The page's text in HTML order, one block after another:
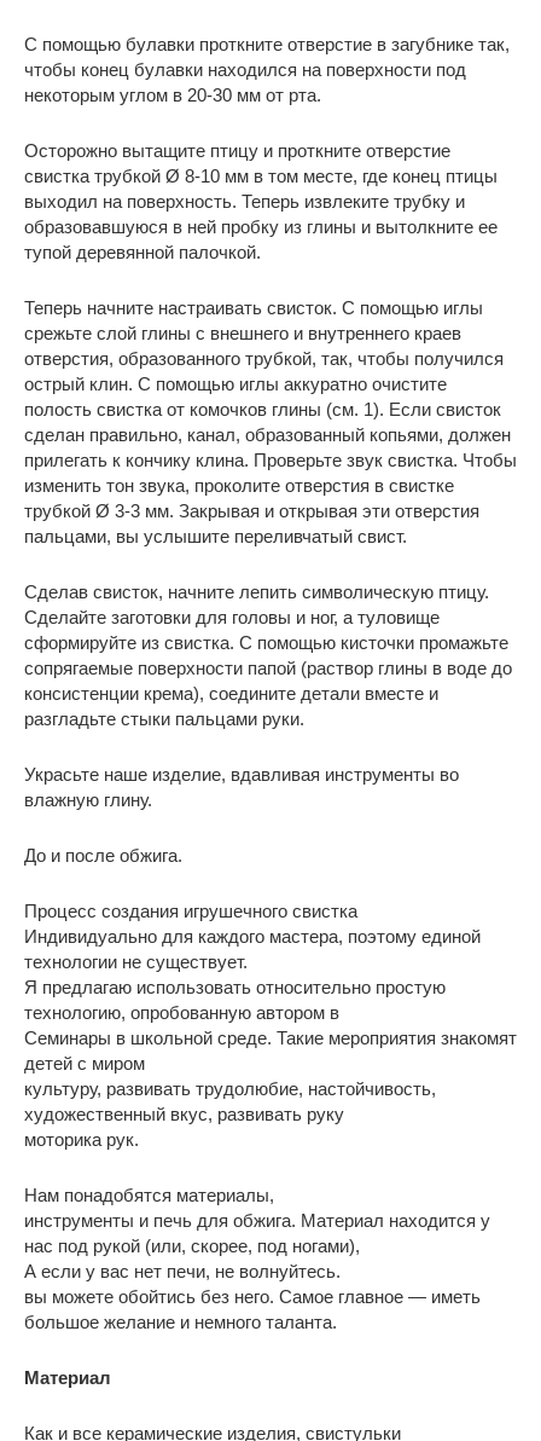
С помощью булавки проткните отверстие в загубнике так,
чтобы конец булавки находился на поверхности под
некоторым углом в 20-30 мм от рта.
Осторожно вытащите птицу и проткните отверстие
свистка трубкой Ø 8-10 мм в том месте, где конец птицы
выходил на поверхность. Теперь извлеките трубку и
образовавшуюся в ней пробку из глины и вытолкните ее
тупой деревянной палочкой.
Теперь начните настраивать свисток. С помощью иглы
срежьте слой глины с внешнего и внутреннего краев
отверстия, образованного трубкой, так, чтобы получился
острый клин. С помощью иглы аккуратно очистите
полость свистка от комочков глины (см. 1). Если свисток
сделан правильно, канал, образованный копьями, должен
прилегать к кончику клина. Проверьте звук свистка. Чтобы
изменить тон звука, проколите отверстия в свистке
трубкой Ø 3-3 мм. Закрывая и открывая эти отверстия
пальцами, вы услышите переливчатый свист.
Сделав свисток, начните лепить символическую птицу.
Сделайте заготовки для головы и ног, а туловище
сформируйте из свистка. С помощью кисточки промажьте
сопрягаемые поверхности папой (раствор глины в воде до
консистенции крема), соедините детали вместе и
разгладьте стыки пальцами руки.
Украсьте наше изделие, вдавливая инструменты во
влажную глину.
До и после обжига.
Процесс создания игрушечного свистка
Индивидуально для каждого мастера, поэтому единой
технологии не существует.
Я предлагаю использовать относительно простую
технологию, опробованную автором в
Семинары в школьной среде. Такие мероприятия знакомят
детей с миром
культуру, развивать трудолюбие, настойчивость,
художественный вкус, развивать руку
моторика рук.
Нам понадобятся материалы,
инструменты и печь для обжига. Материал находится у
нас под рукой (или, скорее, под ногами),
А если у вас нет печи, не волнуйтесь.
вы можете обойтись без него. Самое главное — иметь
большое желание и немного таланта.
Материал
Как и все керамические изделия, свистульки